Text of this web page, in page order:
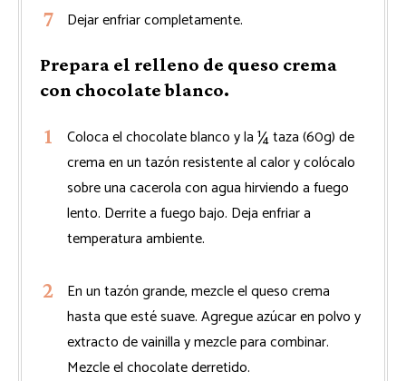
Dejar enfriar completamente.
Prepara el relleno de queso crema
con chocolate blanco.
Coloca el chocolate blanco y la ¼ taza (60g) de
crema en un tazón resistente al calor y colócalo
sobre una cacerola con agua hirviendo a fuego
lento. Derrite a fuego bajo. Deja enfriar a
temperatura ambiente.
En un tazón grande, mezcle el queso crema
hasta que esté suave. Agregue azúcar en polvo y
extracto de vainilla y mezcle para combinar.
Mezcle el chocolate derretido.